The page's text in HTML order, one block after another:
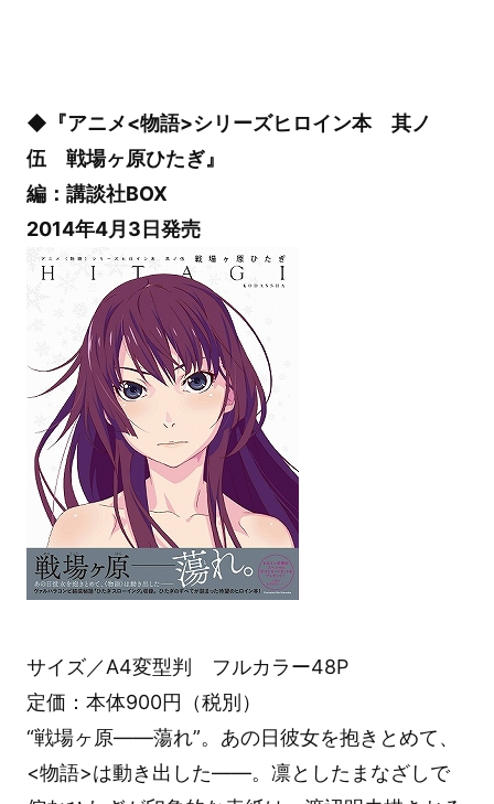
◆『アニメ<物語>シリーズヒロイン本 其ノ
伍 戦場ヶ原ひたぎ』
編：講談社BOX
2014年4月3日発売
サイズ／A4変型判 フルカラー48P
定価：本体900円（税別）
“戦場ヶ原――蕩れ”。あの日彼女を抱きとめて、
<物語>は動き出した――。凛としたまなざしで